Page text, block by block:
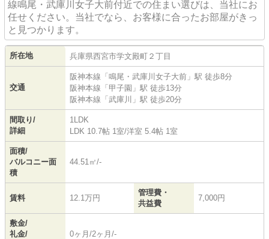
線鳴尾・武庫川女子大前付近での住まい選びは、当社にお
任せください。当社でなら、お客様に合ったお部屋がきっ
と見つかります。
所在地 兵庫県西宮市学文殿町 ２丁目
交通
阪神本線 「 鳴尾・武庫川女子大前 」駅 徒歩8分
阪神本線 「 甲子園 」駅 徒歩13分
阪神本線 「 武庫川 」駅 徒歩20分
間取り/
詳細
1LDK
LDK 10.7帖 1室/洋室 5.4帖 1室
面積/
バルコニー面
積
44.51㎡/-
賃料 12.1万円
管理費・
共益費
7,000円
敷金/
礼金/
0ヶ月/2ヶ月/-